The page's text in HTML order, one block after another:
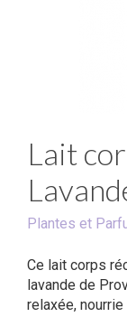
Lait
Plantes et
Ce lait corps
lavande de
relaxée,